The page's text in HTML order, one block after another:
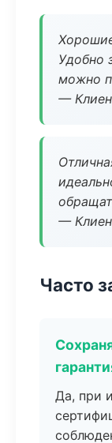
Удобно
можно
—
—
Часто
Да, при